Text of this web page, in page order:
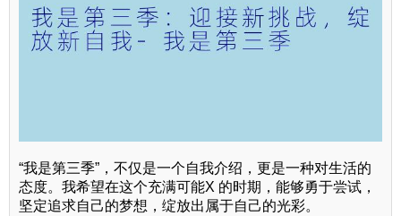
“我是第三季”，不仅是一个自我介绍，更是一种对生活的
态度。我希望在这个充满可能X 的时期，能够勇于尝试，
坚定追求自己的梦想，绽放出属于自己的光彩。